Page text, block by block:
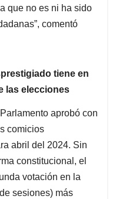
que no es ni ha sido
comentó
tiene en
las elecciones
aprobó con
comicios
abril del 2024. Sin
constitucional, el
votación en la
sesiones) más